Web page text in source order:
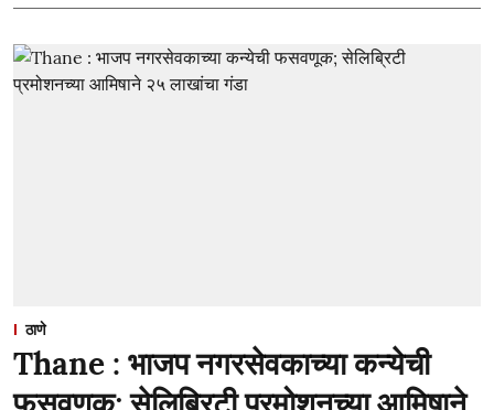
ठाणे
Thane : भाजप नगरसेवकाच्या कन्येची